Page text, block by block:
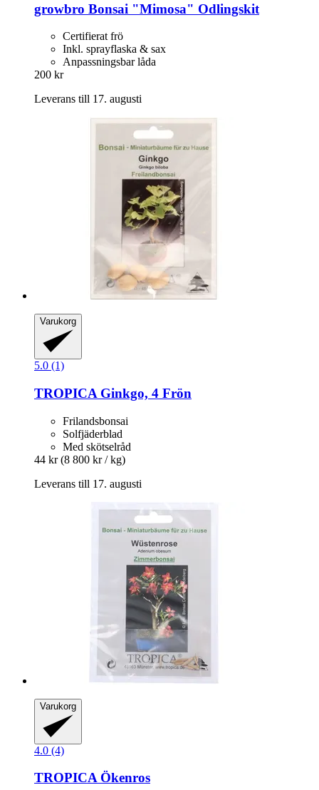
growbro Bonsai "Mimosa" Odlingskit
Certifierat frö
Inkl. sprayflaska & sax
Anpassningsbar låda
200 kr
Leverans till 17. augusti
Varukorg
5.0 (1)
TROPICA Ginkgo, 4 Frön
Frilandsbonsai
Solfjäderblad
Med skötselråd
44 kr (8 800 kr / kg)
Leverans till 17. augusti
Varukorg
4.0 (4)
TROPICAÖkenros